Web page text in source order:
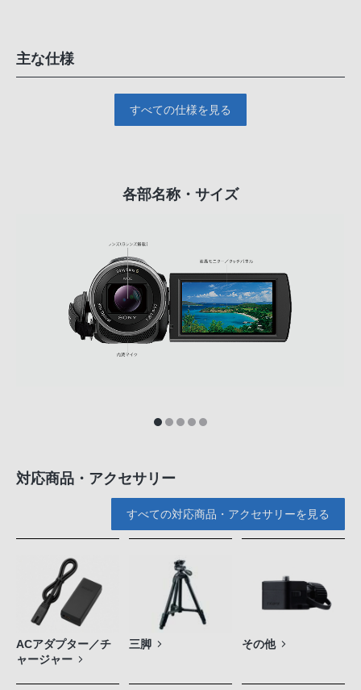
主な仕様
すべての仕様を見る
各部名称・サイズ
対応商品・アクセサリー
すべての対応商品・アクセサリーを見る
ACアダプター／チ
ャージャー
三脚 その他